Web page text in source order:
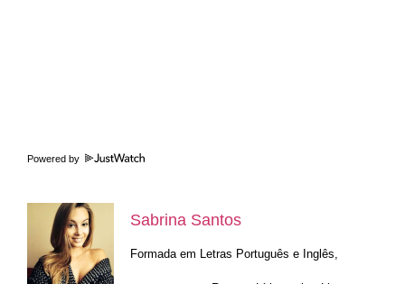
Powered by
Sabrina Santos
Formada em Letras Português e Inglês,